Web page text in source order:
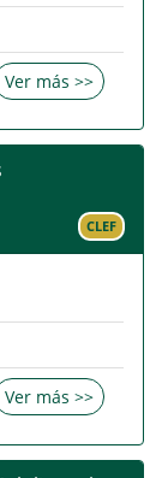
Ver más >>
CLEF
Ver más >>